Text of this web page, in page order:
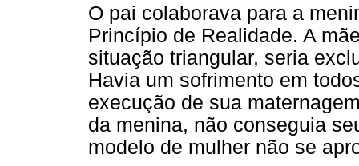
O pai colaborava para a
Princípio de Realidade. A
situação triangular, seria
Havia um sofrimento em
execução de sua
da menina, não conseguia
modelo de mulher não se